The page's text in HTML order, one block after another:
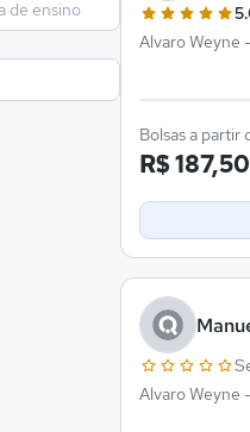
Alvaro Weyne
Bolsas a partir
R$ 187,50
Alvaro Weyne